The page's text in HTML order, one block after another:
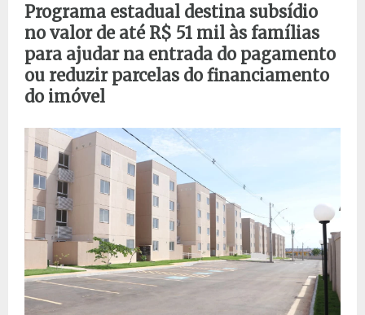
Programa estadual destina subsídio
no valor de até R$ 51 mil às famílias
para ajudar na entrada do pagamento
ou reduzir parcelas do financiamento
do imóvel